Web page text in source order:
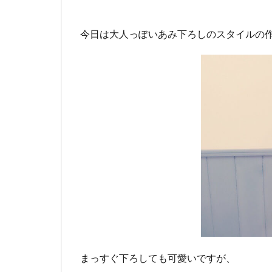
今日は大人っぽいあみ下ろしのスタイルの
まっすぐ下ろしても可愛いですが、